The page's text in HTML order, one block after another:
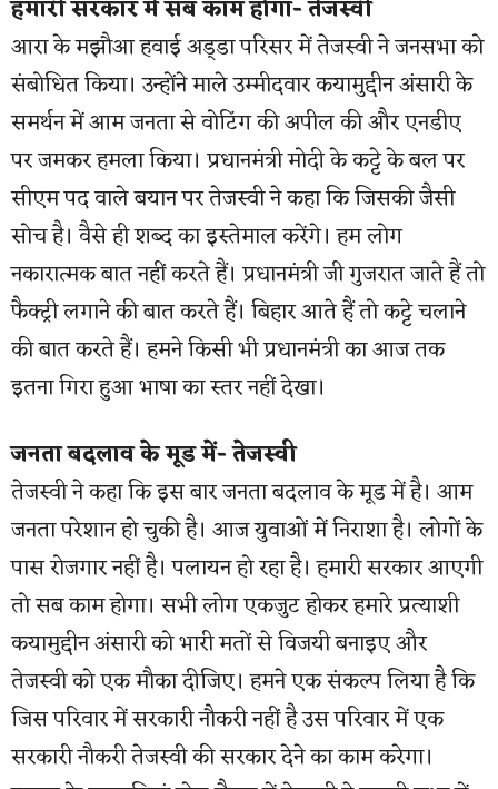
हमारी सरकार में सब काम होगा- तेजस्वी
आरा के मझौआ हवाई अड्‌डा परिसर में तेजस्वी ने जनसभा को
संबोधित किया। उन्होंने माले उम्मीदवार कयामुद्दीन अंसारी के
समर्थन में आम जनता से वोटिंग की अपील की और एनडीए
पर जमकर हमला किया। प्रधानमंत्री मोदी के कट्टे के बल पर
सीएम पद वाले बयान पर तेजस्वी ने कहा कि जिसकी जैसी
सोच है। वैसे ही शब्द का इस्तेमाल करेंगे। हम लोग
नकारात्मक बात नहीं करते हैं। प्रधानमंत्री जी गुजरात जाते हैं तो
फैक्ट्री लगाने की बात करते हैं। बिहार आते हैं तो कट्टे चलाने
की बात करते हैं। हमने किसी भी प्रधानमंत्री का आज तक
इतना गिरा हुआ भाषा का स्तर नहीं देखा।
जनता बदलाव के मूड में- तेजस्वी
तेजस्वी ने कहा कि इस बार जनता बदलाव के मूड में है। आम
जनता परेशान हो चुकी है। आज युवाओं में निराशा है। लोगों के
पास रोजगार नहीं है। पलायन हो रहा है। हमारी सरकार आएगी
तो सब काम होगा। सभी लोग एकजुट होकर हमारे प्रत्याशी
कयामुद्दीन अंसारी को भारी मतों से विजयी बनाइए और
तेजस्वी को एक मौका दीजिए। हमने एक संकल्प लिया है कि
जिस परिवार में सरकारी नौकरी नहीं है उस परिवार में एक
सरकारी नौकरी तेजस्वी की सरकार देने का काम करेगा।